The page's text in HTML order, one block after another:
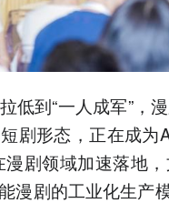
低到“一人成军”
剧形态，正在成为
剧领域加速落地
漫剧的工业化生产